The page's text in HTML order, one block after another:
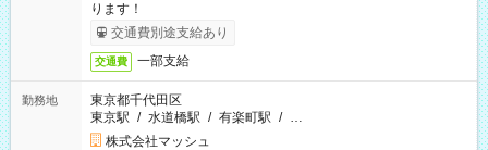
ります！
交通費別途支給あり
交通費 一部支給
勤務地
東京都千代田区
東京駅 / 水道橋駅 / 有楽町駅 / …
株式会社マッシュ